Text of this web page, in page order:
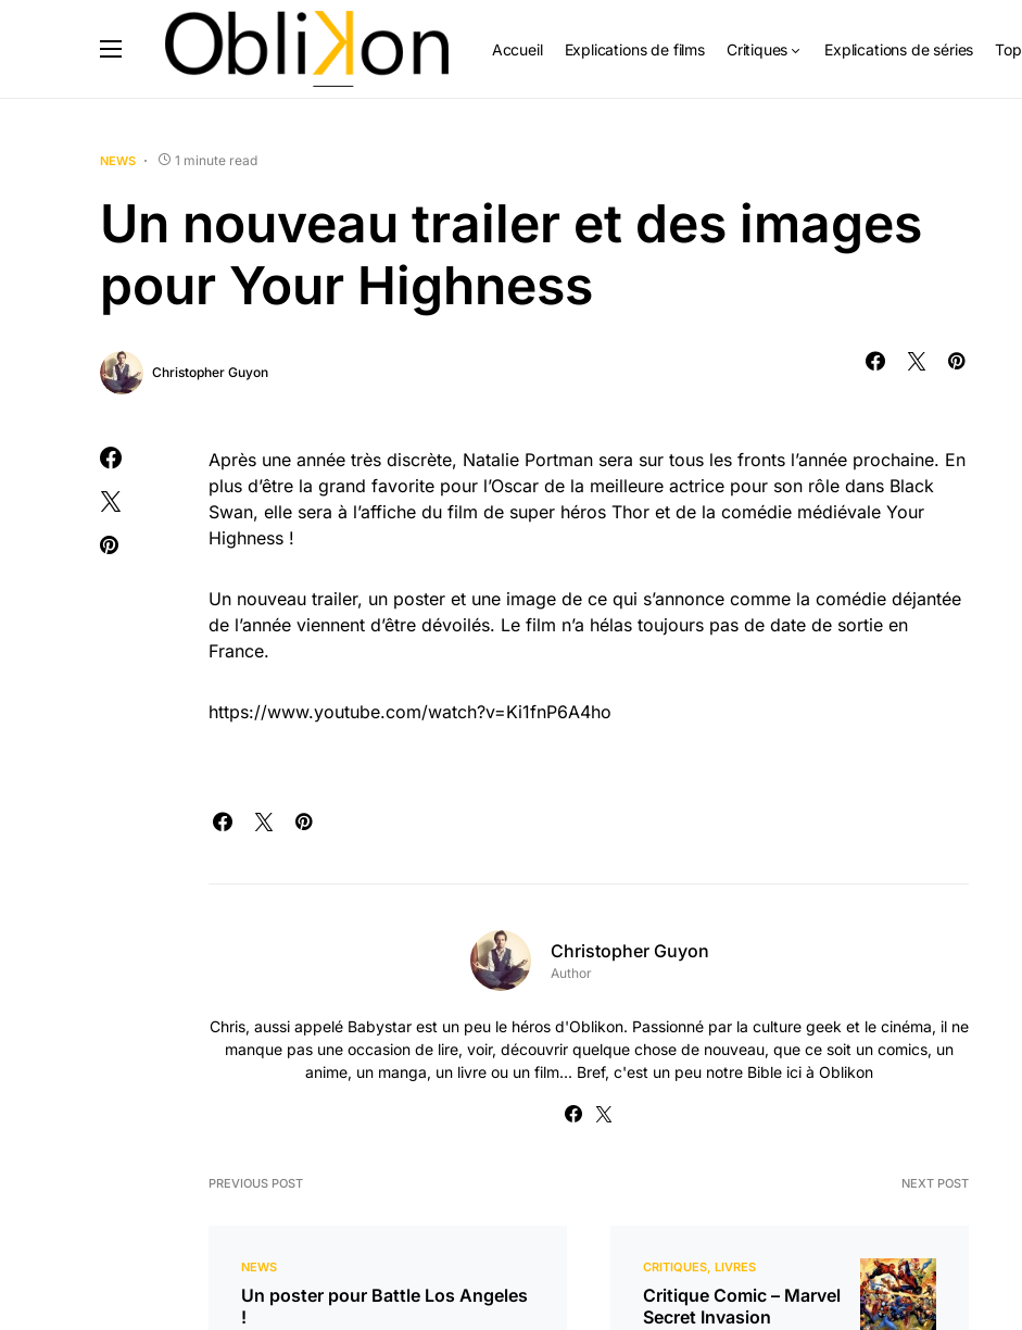
Accueil Explications de films Critiques Explications de séries Top
NEWS 1 minute read
Un nouveau trailer et des images
pour Your Highness
Christopher Guyon
Après une année très discrète, Natalie Portman sera sur tous les fronts l’année prochaine. En
plus d’être la grand favorite pour l’Oscar de la meilleure actrice pour son rôle dans Black
Swan, elle sera à l’affiche du film de super héros Thor et de la comédie médiévale Your
Highness !
Un nouveau trailer, un poster et une image de ce qui s’annonce comme la comédie déjantée
de l’année viennent d’être dévoilés. Le film n’a hélas toujours pas de date de sortie en
France.
https://www.youtube.com/watch?v=Ki1fnP6A4ho
Christopher Guyon
Author
Chris, aussi appelé Babystar est un peu le héros d'Oblikon. Passionné par la culture geek et le cinéma, il ne
manque pas une occasion de lire, voir, découvrir quelque chose de nouveau, que ce soit un comics, un
anime, un manga, un livre ou un film... Bref, c'est un peu notre Bible ici à Oblikon
PREVIOUS POST
NEWS
Un poster pour Battle Los Angeles
!
NEXT POST
CRITIQUES LIVRES
Critique Comic – Marvel
Secret Invasion